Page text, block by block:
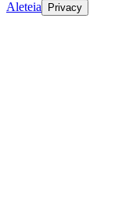
Aleteia
Privacy